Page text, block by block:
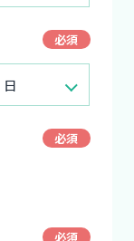
日